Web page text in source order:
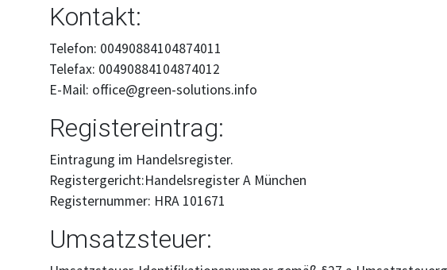
Kontakt:
Telefon: 00490884104874011
Telefax: 00490884104874012
E-Mail: office@green-solutions.info
Registereintrag:
Eintragung im Handelsregister.
Registergericht:Handelsregister A München
Registernummer: HRA 101671
Umsatzsteuer: